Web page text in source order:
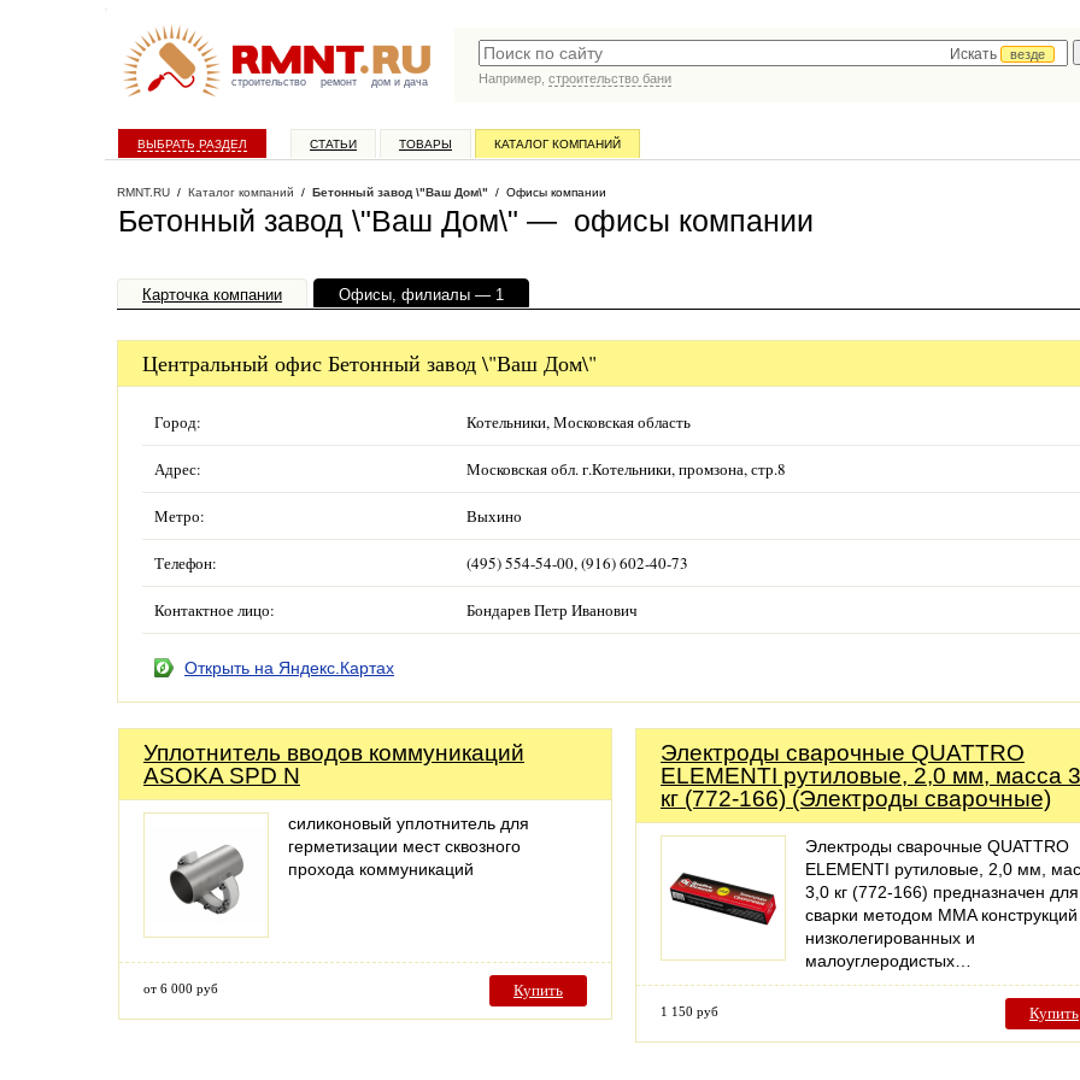
строительство ремонт дом и дача
Искать
везде
Например, строительство бани
ВЫБРАТЬ РАЗДЕЛ СТАТЬИ ТОВАРЫ КАТАЛОГ КОМПАНИЙ
RMNT.RU / Каталог компаний / Бетонный завод \"Ваш Дом\" / Офисы компании
Бетонный завод \"Ваш Дом\" — офисы компании
Карточка компании Офисы, филиалы — 1
Центральный офис Бетонный завод \"Ваш Дом\"
Город: Котельники, Московская область
Адрес: Московская обл. г.Котельники, промзона, стр.8
Метро: Выхино
Телефон: (495) 554-54-00, (916) 602-40-73
Контактное лицо: Бондарев Петр Иванович
Открыть на Яндекс.Картах
Уплотнитель вводов коммуникаций
ASOKA SPD N
силиконовый уплотнитель для
герметизации мест сквозного
прохода коммуникаций
от 6 000 руб Купить
Электроды сварочные QUATTRO
ELEMENTI рутиловые, 2,0 мм, масса
кг (772-166) (Электроды сварочные)
Электроды сварочные QUATTRO
ELEMENTI рутиловые, 2,0 мм,
3,0 кг (772-166) предназначен для
сварки методом MMA конструкций
низколегированных и
малоуглеродистых…
1 150 руб Купить